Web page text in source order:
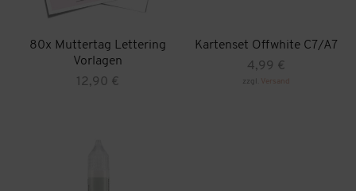
80x Muttertag Lettering
Vorlagen
12,90 €
Kartenset Offwhite C7/A7
4,99 €
zzgl. Versand